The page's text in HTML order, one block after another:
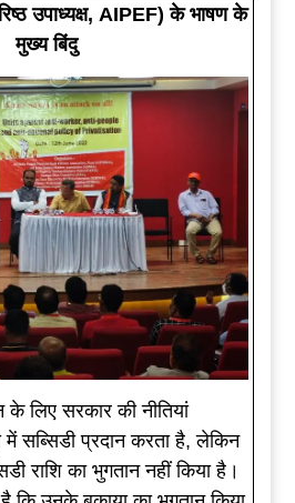
उपाध्यक्ष, AIPEF) के भाषण के
मुख्य बिंदु
लिए सरकार की नीतियां
में सब्सिडी प्रदान करता है, लेकिन
राशि का भुगतान नहीं किया है।